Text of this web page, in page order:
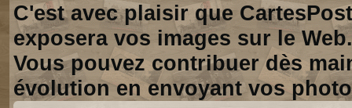
C'est avec plaisir que
exposera vos images sur le Web.
Vous pouvez contribuer dès
évolution en envoyant vos